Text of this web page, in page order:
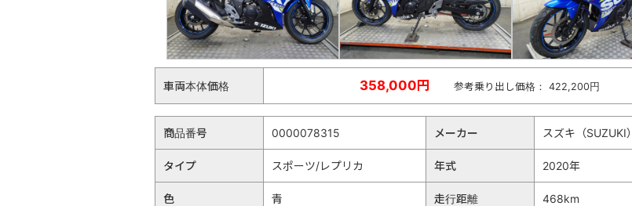
車両本体価格 358,000円 参考乗り出し価格： 422,200円
商品番号 0000078315 メーカー スズキ（SUZUKI）
タイプ スポーツ/レプリカ 年式 2020年
色 青 走行距離 468km